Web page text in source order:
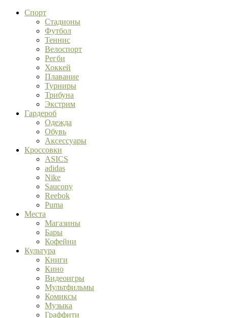
Спорт
Стадионы
Футбол
Теннис
Велоспорт
Регби
Хоккей
Плавание
Турниры
Трибуна
Экстрим
Гардероб
Одежда
Обувь
Аксессуары
Кроссовки
ASICS
adidas
Nike
Saucony
Reebok
Puma
Места
Магазины
Бары
Кофейни
Культура
Книги
Кино
Видеоигры
Мультфильмы
Комиксы
Музыка
Граффити